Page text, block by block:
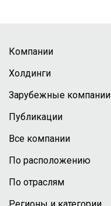
Компании
Холдинги
Зарубежные компании
Публикации
Все компании
По расположению
По отраслям